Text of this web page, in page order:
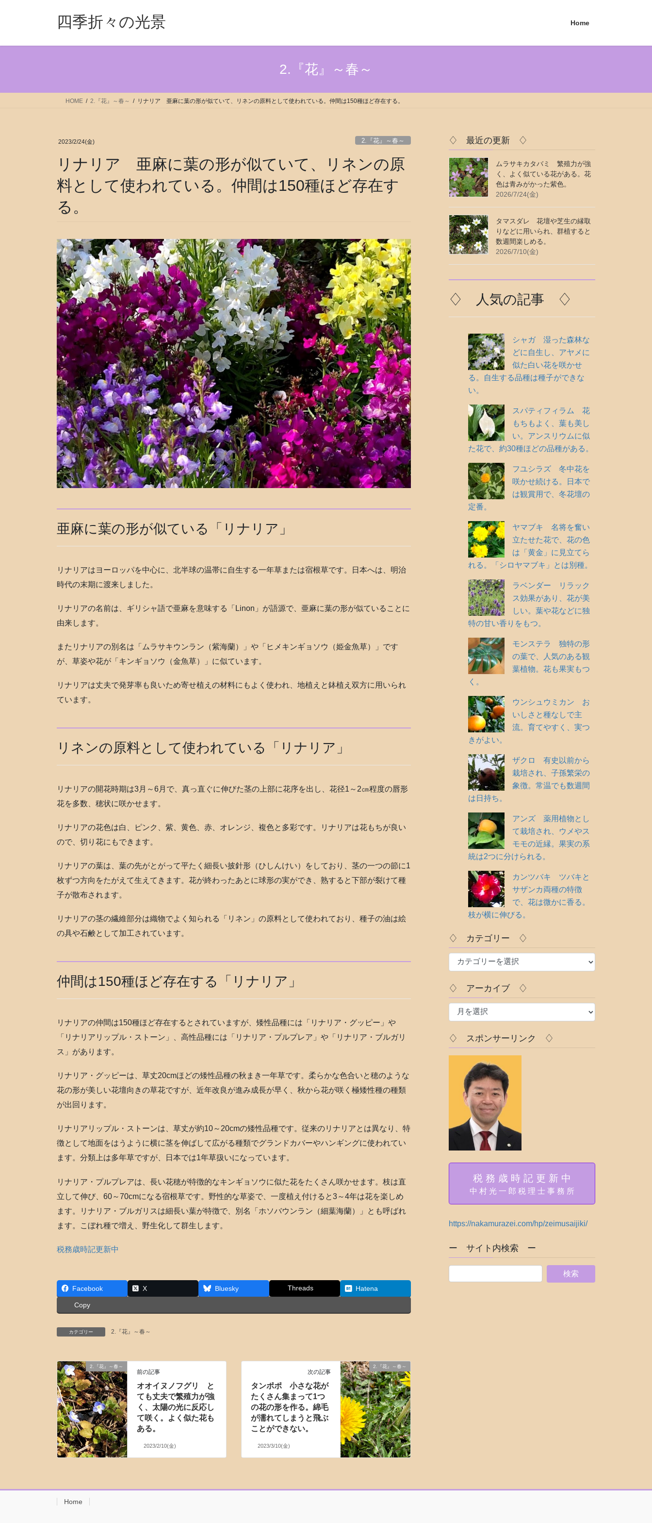
四季折々の光景 Home
2.『花』～春～
HOME 2.『花』～春～ リナリア 亜麻に葉の形が似ていて、リネンの原料として使われている。仲間は150種ほど存在する。
2023/2/24(金) 2.『花』～春～
リナリア 亜麻に葉の形が似ていて、リネンの原
料として使われている。仲間は150種ほど存在す
る。
亜麻に葉の形が似ている「リナリア」
リナリアはヨーロッパを中心に、北半球の温帯に自生する一年草または宿根草です。日本へは、明治
時代の末期に渡来しました。
リナリアの名前は、ギリシャ語で亜麻を意味する「Linon」が語源で、亜麻に葉の形が似ていることに
由来します。
またリナリアの別名は「ムラサキウンラン（紫海蘭）」や「ヒメキンギョソウ（姫金魚草）」です
が、草姿や花が「キンギョソウ（金魚草）」に似ています。
リナリアは丈夫で発芽率も良いため寄せ植えの材料にもよく使われ、地植えと鉢植え双方に用いられ
ています。
リネンの原料として使われている「リナリア」
リナリアの開花時期は3月～6月で、真っ直ぐに伸びた茎の上部に花序を出し、花径1～2㎝程度の唇形
花を多数、穂状に咲かせます。
リナリアの花色は白、ピンク、紫、黄色、赤、オレンジ、複色と多彩です。リナリアは花もちが良い
ので、切り花にもできます。
リナリアの葉は、葉の先がとがって平たく細長い披針形（ひしんけい）をしており、茎の一つの節に1
枚ずつ方向をたがえて生えてきます。花が終わったあとに球形の実ができ、熟すると下部が裂けて種
子が散布されます。
リナリアの茎の繊維部分は織物でよく知られる「リネン」の原料として使われており、種子の油は絵
の具や石鹸として加工されています。
仲間は150種ほど存在する「リナリア」
リナリアの仲間は150種ほど存在するとされていますが、矮性品種には「リナリア・グッピー」や
「リナリアリップル・ストーン」、高性品種には「リナリア・プルプレア」や「リナリア・ブルガリ
ス」があります。
リナリア・グッピーは、草丈20cmほどの矮性品種の秋まき一年草です。柔らかな色合いと穂のような
花の形が美しい花壇向きの草花ですが、近年改良が進み成長が早く、秋から花が咲く極矮性種の種類
が出回ります。
リナリアリップル・ストーンは、草丈が約10～20cmの矮性品種です。従来のリナリアとは異なり、特
徴として地面をはうように横に茎を伸ばして広がる種類でグランドカバーやハンギングに使われてい
ます。分類上は多年草ですが、日本では1年草扱いになっています。
リナリア・プルプレアは、長い花穂が特徴的なキンギョソウに似た花をたくさん咲かせます。枝は直
立して伸び、60～70cmになる宿根草です。野性的な草姿で、一度植え付けると3～4年は花を楽しめ
ます。リナリア・ブルガリスは細長い葉が特徴で、別名「ホソバウンラン（細葉海蘭）」とも呼ばれ
ます。こぼれ種で増え、野生化して群生します。
税務歳時記更新中
Facebook X Bluesky Threads Hatena
Copy
カテゴリー 2.『花』～春～
2.『花』～春～
前の記事
オオイヌノフグリ と
ても丈夫で繁殖力が強
く、太陽の光に反応し
て咲く。よく似た花も
ある。
2023/2/10(金)
2.『花』～春～
次の記事
タンポポ 小さな花が
たくさん集まって1つ
の花の形を作る。綿毛
が濡れてしまうと飛ぶ
ことができない。
2023/3/10(金)
♢ 最近の更新 ♢
ムラサキカタバミ 繁殖力が強
く、よく似ている花がある。花
色は青みがかった紫色。
2026/7/24(金)
タマスダレ 花壇や芝生の縁取
りなどに用いられ、群植すると
数週間楽しめる。
2026/7/10(金)
♢ 人気の記事 ♢
シャガ 湿った森林な
どに自生し、アヤメに
似た白い花を咲かせ
る。自生する品種は種子ができな
い。
スパティフィラム 花
もちもよく、葉も美し
い。アンスリウムに似
た花で、約30種ほどの品種がある。
フユシラズ 冬中花を
咲かせ続ける。日本で
は観賞用で、冬花壇の
定番。
ヤマブキ 名将を奮い
立たせた花で、花の色
は「黄金」に見立てら
れる。「シロヤマブキ」とは別種。
ラベンダー リラック
ス効果があり、花が美
しい。葉や花などに独
特の甘い香りをもつ。
モンステラ 独特の形
の葉で、人気のある観
葉植物。花も果実もつ
く。
ウンシュウミカン お
いしさと種なしで主
流。育てやすく、実つ
きがよい。
ザクロ 有史以前から
栽培され、子孫繁栄の
象徴。常温でも数週間
は日持ち。
アンズ 薬用植物とし
て栽培され、ウメやス
モモの近縁。果実の系
統は2つに分けられる。
カンツバキ ツバキと
サザンカ両種の特徴
で、花は微かに香る。
枝が横に伸びる。
♢ カテゴリー ♢
♢
カ
ゴ
リ
ー
♢ アーカイブ ♢
♢
カ
イ
♢ スポンサーリンク ♢
税 務 歳 時 記 更 新 中
中 村 光 一 郎 税 理 士 事 務 所
https://nakamurazei.com/hp/zeimusaijiki/
ー サイト内検索 ー
Home